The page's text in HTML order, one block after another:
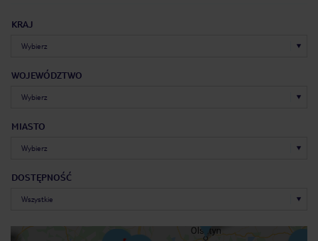
KRAJ
WOJEWÓDZTWO
MIASTO
DOSTĘPNOŚĆ